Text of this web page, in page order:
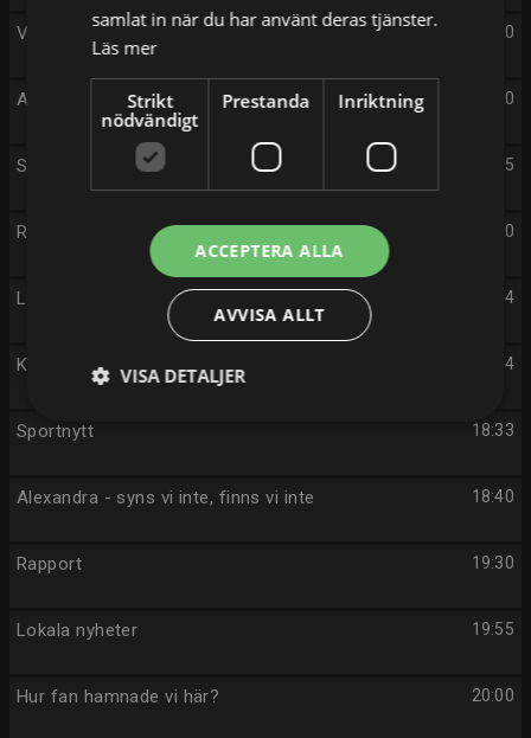
14:10
Vilda kockar
14:40
Analys av ett mord
17:15
Stoltenberg
18:00
Rapport
18:14
Lokala nyheter
18:24
Kulturnyheterna
18:33
Sportnytt
18:40
Alexandra - syns vi inte, finns vi inte
19:30
Rapport
19:55
Lokala nyheter
20:00
Hur fan hamnade vi här?
samlat in när du har använt deras tjänster.
Läs mer
Strikt
nödvändigt
Prestanda Inriktning
ACCEPTERA ALLA
AVVISA ALLT
VISA DETALJER